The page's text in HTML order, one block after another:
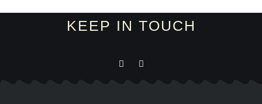
KEEP IN TOUCH